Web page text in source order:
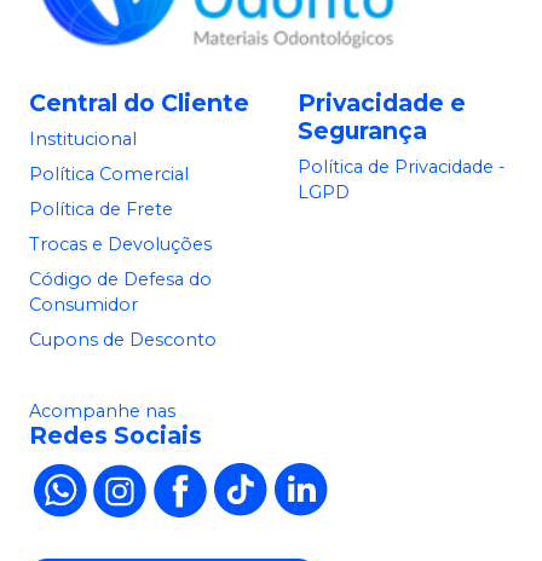
Central do Cliente
Institucional
Política Comercial
Política de Frete
Trocas e Devoluções
Código de Defesa do
Consumidor
Cupons de Desconto
Privacidade e
Segurança
Política de Privacidade -
LGPD
Acompanhe nas
Redes Sociais